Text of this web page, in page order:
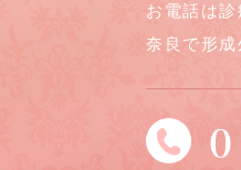
お電話は診
奈良で形成